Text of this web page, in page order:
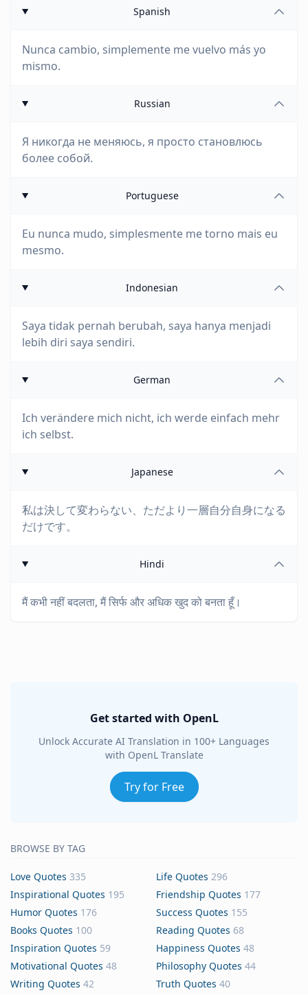
Spanish
Nunca cambio, simplemente me vuelvo más yo
mismo.
Russian
Я никогда не меняюсь, я просто становлюсь
более собой.
Portuguese
Eu nunca mudo, simplesmente me torno mais eu
mesmo.
Indonesian
Saya tidak pernah berubah, saya hanya menjadi
lebih diri saya sendiri.
German
Ich verändere mich nicht, ich werde einfach mehr
ich selbst.
Japanese
私は決して変わらない、ただより一層自分自身になる
だけです。
Hindi
मैं कभी नहीं बदलता, मैं सिर्फ और अधिक खुद को बनता हूँ।
Get started with OpenL
Unlock Accurate AI Translation in 100+ Languages
with OpenL Translate
Try for Free
BROWSE BY TAG
Love Quotes 335 Life Quotes 296
Inspirational Quotes 195 Friendship Quotes 177
Humor Quotes 176 Success Quotes 155
Books Quotes 100 Reading Quotes 68
Inspiration Quotes 59 Happiness Quotes 48
Motivational Quotes 48 Philosophy Quotes 44
Writing Quotes 42 Truth Quotes 40